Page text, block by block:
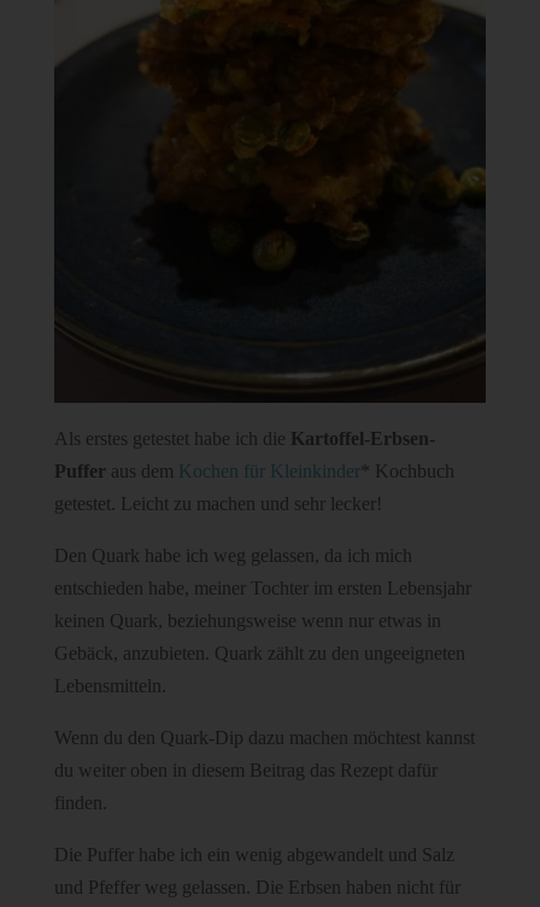
Als erstes getestet habe ich die Kartoffel-Erbsen-
Pufferaus dem Kochen für Kleinkinder* Kochbuch
getestet. Leicht zu machen und sehr lecker!
Den Quark habe ich weg gelassen, da ich mich
entschieden habe, meiner Tochter im ersten Lebensjahr
keinen Quark, beziehungsweise wenn nur etwas in
Gebäck, anzubieten. Quark zählt zu den ungeeigneten
Lebensmitteln.
Wenn du den Quark-Dip dazu machen möchtest kannst
du weiter oben in diesem Beitrag das Rezept dafür
finden.
Die Puffer habe ich ein wenig abgewandelt und Salz
und Pfeffer weg gelassen. Die Erbsen haben nicht für